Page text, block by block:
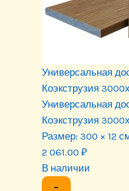
Универсальная
Коэкструзия
Универсальная
Коэкструзия
Размер: 300 × 12
2 061.00 ₽
В наличии
−